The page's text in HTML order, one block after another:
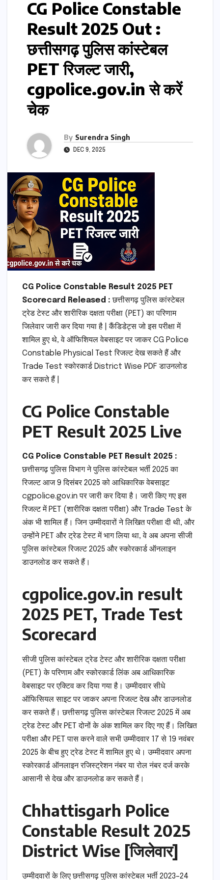
CG Police Constable
Result 2025 Out :
छत्तीसगढ़ पुलिस कांस्टेबल
PET रिजल्ट जारी,
cgpolice.gov.in से करें
चेक
By Surendra Singh
DEC 9, 2025
CG Police Constable Result 2025 PET
Scorecard Released :छत्तीसगढ़ पुलिस कांस्टेबल
ट्रेड टेस्ट और शारीरिक दक्षता परीक्षा (PET) का परिणाम
जिलेवार जारी कर दिया गया है | कैंडिडेट्स जो इस परीक्षा में
शामिल हुए थे, वे ऑफिशियल वेबसाइट पर जाकर CG Police
Constable Physical Test रिजल्ट देख सकते हैं और
Trade Test स्कोरकार्ड District Wise PDF डाउनलोड
कर सकते हैं |
CG Police Constable
PET Result 2025 Live
CG Police Constable PET Result 2025 :
छत्तीसगढ़ पुलिस विभाग ने पुलिस कांस्टेबल भर्ती 2025 का
रिजल्ट आज 9 दिसंबर 2025 को आधिकारिक वेबसाइट
cgpolice.gov.in पर जारी कर दिया है। जारी किए गए इस
रिजल्ट में PET (शारीरिक दक्षता परीक्षा) और Trade Test के
अंक भी शामिल हैं। जिन उम्मीदवारों ने लिखित परीक्षा दी थी, और
उन्होंने PET और ट्रेड टेस्ट में भाग लिया था, वे अब अपना सीजी
पुलिस कांस्टेबल रिजल्ट 2025 और स्कोरकार्ड ऑनलाइन
डाउनलोड कर सकते हैं।
cgpolice.gov.in result
2025 PET, Trade Test
Scorecard
सीजी पुलिस कांस्टेबल ट्रेड टेस्ट और शारीरिक दक्षता परीक्षा
(PET) के परिणाम और स्कोरकार्ड लिंक अब आधिकारिक
वेबसाइट पर एक्टिव कर दिया गया है। उम्मीदवार सीधे
ऑफिसियल साइट पर जाकर अपना रिजल्ट देख और डाउनलोड
कर सकते हैं। छत्तीसगढ़ पुलिस कांस्टेबल रिजल्ट 2025 में अब
ट्रेड टेस्ट और PET दोनों के अंक शामिल कर दिए गए हैं। लिखित
परीक्षा और PET पास करने वाले सभी उम्मीदवार 17 से 19 नवंबर
2025 के बीच हुए ट्रेड टेस्ट में शामिल हुए थे। उम्मीदवार अपना
स्कोरकार्ड ऑनलाइन रजिस्ट्रेशन नंबर या रोल नंबर दर्ज करके
आसानी से देख और डाउनलोड कर सकते हैं।
Chhattisgarh Police
Constable Result 2025
District Wise [जिलेवार]
उम्मीदवारों के लिए छत्तीसगढ़ पुलिस कांस्टेबल भर्ती 2023–24